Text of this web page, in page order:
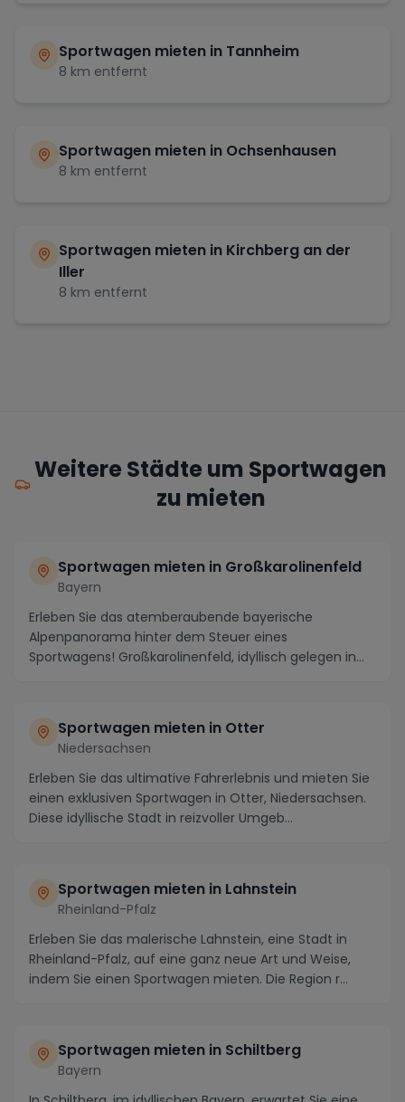
Sportwagen mieten in Tannheim
8 km entfernt
Sportwagen mieten in Ochsenhausen
8 km entfernt
Sportwagen mieten in Kirchberg an der
Iller
8 km entfernt
Weitere Städte um Sportwagen
zu mieten
Sportwagen mieten in Großkarolinenfeld
Bayern
Erleben Sie das atemberaubende bayerische
Alpenpanorama hinter dem Steuer eines
Sportwagens! Großkarolinenfeld, idyllisch gelegen in
Sportwagen mieten in Otter
Niedersachsen
Erleben Sie das ultimative Fahrerlebnis und mieten Sie
einen exklusiven Sportwagen in Otter, Niedersachsen.
Diese idyllische Stadt in reizvoller Umgeb...
Sportwagen mieten in Lahnstein
Rheinland-Pfalz
Erleben Sie das malerische Lahnstein, eine Stadt in
Rheinland-Pfalz, auf eine ganz neue Art und Weise,
indem Sie einen Sportwagen mieten. Die Region r...
Sportwagen mieten in Schiltberg
Bayern